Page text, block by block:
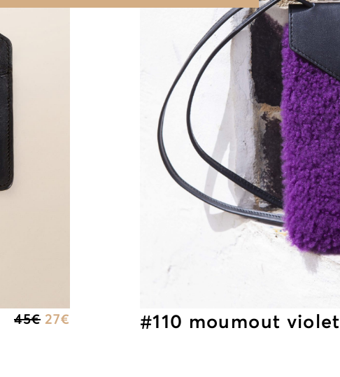
45€ 27€ #110 moumout violet